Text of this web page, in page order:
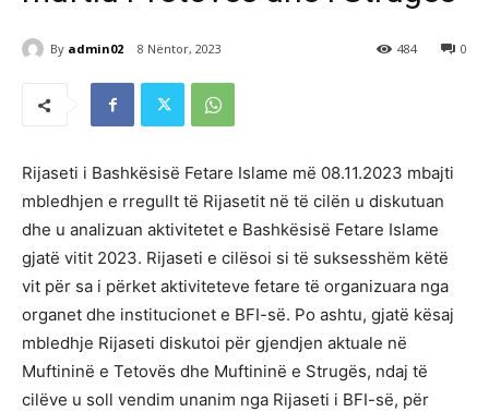
By admin02 8 Nëntor, 2023 0
484
Rijaseti i Bashkësisë Fetare Islame më 08.11.2023 mbajti
mbledhjen e rregullt të Rijasetit në të cilën u diskutuan
dhe u analizuan aktivitetet e Bashkësisë Fetare Islame
gjatë vitit 2023. Rijaseti e cilësoi si të suksesshëm këtë
vit për sa i përket aktiviteteve fetare të organizuara nga
organet dhe institucionet e BFI-së. Po ashtu, gjatë kësaj
mbledhje Rijaseti diskutoi për gjendjen aktuale në
Muftininë e Tetovës dhe Muftininë e Strugës, ndaj të
cilëve u soll vendim unanim nga Rijaseti i BFI-së, për